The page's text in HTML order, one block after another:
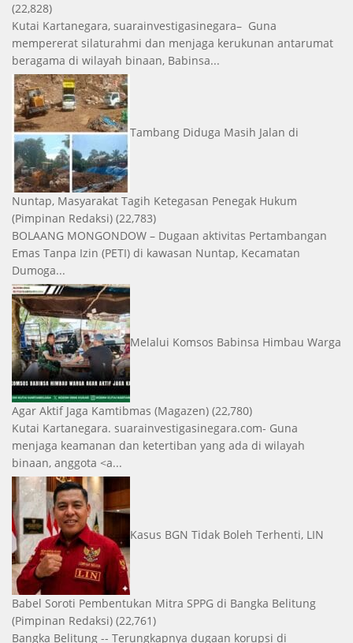
(22,828)
Kutai Kartanegara, suarainvestigasinegara– Guna
mempererat silaturahmi dan menjaga kerukunan antarumat
beragama di wilayah binaan, Babinsa...
Tambang Diduga Masih Jalan di
Nuntap, Masyarakat Tagih Ketegasan Penegak Hukum
(Pimpinan Redaksi) (22,783)
BOLAANG MONGONDOW – Dugaan aktivitas Pertambangan
Emas Tanpa Izin (PETI) di kawasan Nuntap, Kecamatan
Dumoga...
Melalui Komsos Babinsa Himbau Warga
Agar Aktif Jaga Kamtibmas (Magazen) (22,780)
Kutai Kartanegara. suarainvestigasinegara.com- Guna
menjaga keamanan dan ketertiban yang ada di wilayah
binaan, anggota <a...
Kasus BGN Tidak Boleh Terhenti, LIN
Babel Soroti Pembentukan Mitra SPPG di Bangka Belitung
(Pimpinan Redaksi) (22,761)
Bangka Belitung -- Terungkapnya dugaan korupsi di